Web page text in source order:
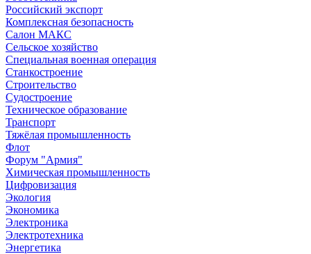
Российский экспорт
Комплексная безопасность
Салон МАКС
Сельское хозяйство
Специальная военная операция
Станкостроение
Строительство
Судостроение
Техническое образование
Транспорт
Тяжёлая промышленность
Флот
Форум "Армия"
Химическая промышленность
Цифровизация
Экология
Экономика
Электроника
Электротехника
Энергетика